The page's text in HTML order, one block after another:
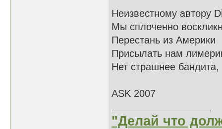
Неизвестному автору
Мы сплоченно
Перестань из Америки
Присылать нам
Нет страшнее
ASK 2007
"Делай что